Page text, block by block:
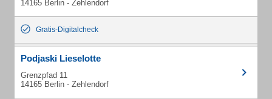
14165 Berlin - Zehlendorf
Gratis-Digitalcheck
Podjaski Lieselotte
Grenzpfad 11
14165 Berlin - Zehlendorf